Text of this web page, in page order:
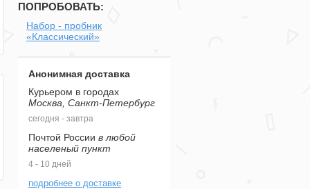
ПОПРОБОВАТЬ:
Набор - пробник
«Классический»
Анонимная доставка
Курьером в городах
Москва, Санкт-Петербург
сегодня - завтра
Почтой России в любой
населеный пункт
4 - 10 дней
подробнее о доставке